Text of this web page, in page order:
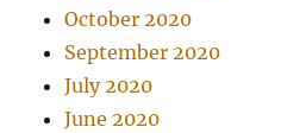
October 2020
September 2020
July 2020
June 2020